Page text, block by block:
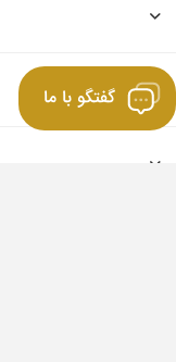
گفتگو با ما